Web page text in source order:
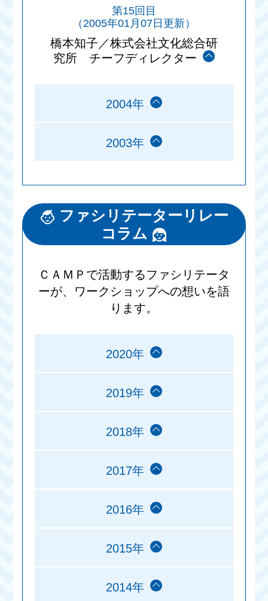
第15回目
（2005年01月07日更新）
橋本知子／株式会社文化総合研
究所 チーフディレクター
2004年
2003年
ファシリテーターリレー
コラム
ＣＡＭＰで活動するファシリテータ
ーが、ワークショップへの想いを語
ります。
2020年
2019年
2018年
2017年
2016年
2015年
2014年